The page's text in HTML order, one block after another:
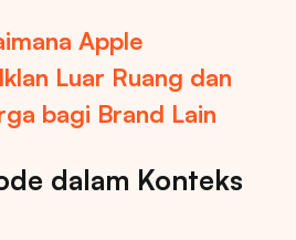
Apple
Luar Ruang dan
bagi Brand Lain
dalam Konteks